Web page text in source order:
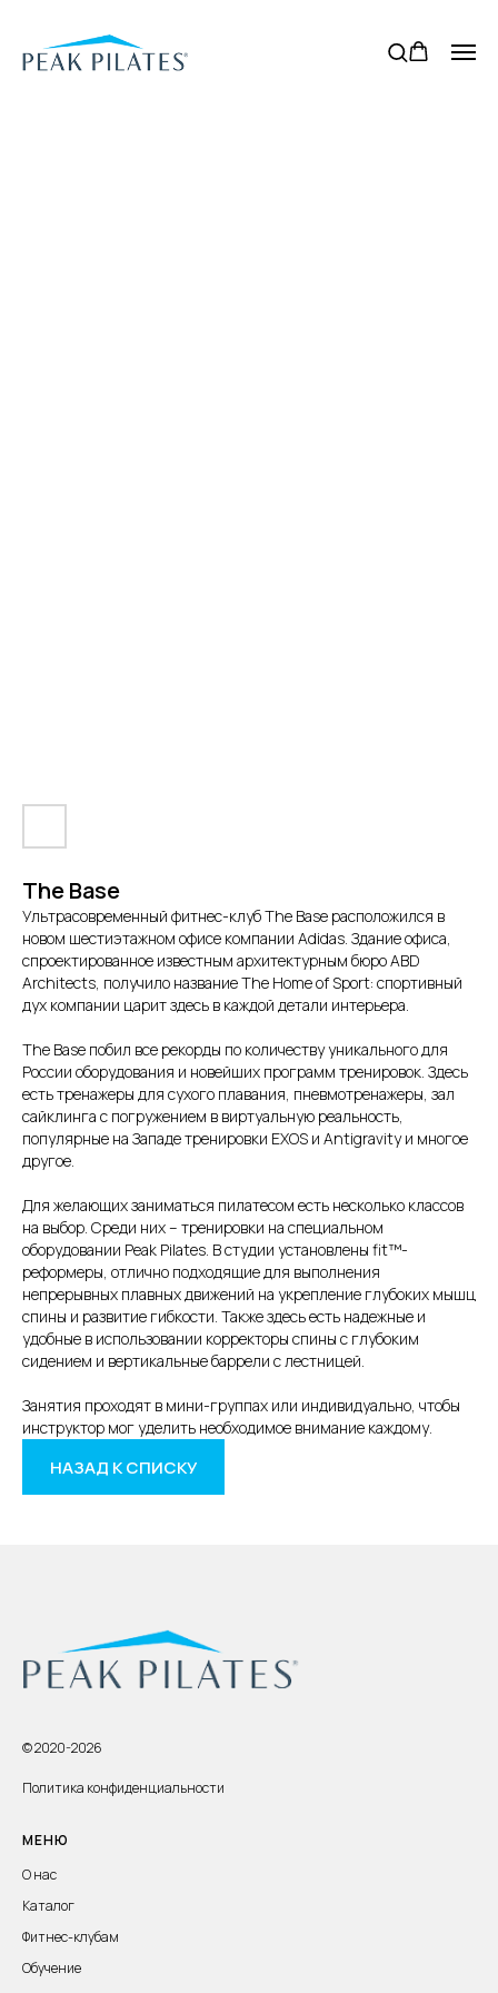
The Base
Ультрасовременный фитнес-клуб The Base расположился в
новом шестиэтажном офисе компании Adidas. Здание офиса,
спроектированное известным архитектурным бюро ABD
Architects, получило название The Home of Sport: спортивный
дух компании царит здесь в каждой детали интерьера.
The Base побил все рекорды по количеству уникального для
России оборудования и новейших программ тренировок. Здесь
есть тренажеры для сухого плавания, пневмотренажеры, зал
сайклинга с погружением в виртуальную реальность,
популярные на Западе тренировки EXOS и Antigravity и многое
другое.
Для желающих заниматься пилатесом есть несколько классов
на выбор. Среди них – тренировки на специальном
оборудовании Peak Pilates. В студии установлены fit™-
реформеры, отлично подходящие для выполнения
непрерывных плавных движений на укрепление глубоких мышц
спины и развитие гибкости. Также здесь есть надежные и
удобные в использовании корректоры спины с глубоким
сидением и вертикальные баррели с лестницей.
Занятия проходят в мини-группах или индивидуально, чтобы
инструктор мог уделить необходимое внимание каждому.
НАЗАД К СПИСКУ
© 2020-2026
Политика конфиденциальности
МЕНЮ
О нас
Каталог
Фитнес-клубам
Обучение